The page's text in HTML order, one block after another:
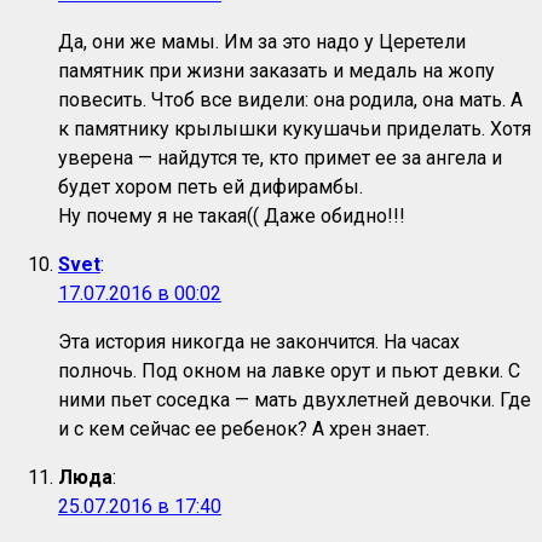
Да, они же мамы. Им за это надо у Церетели
памятник при жизни заказать и медаль на жопу
повесить. Чтоб все видели: она родила, она мать. А
к памятнику крылышки кукушачьи приделать. Хотя
уверена — найдутся те, кто примет ее за ангела и
будет хором петь ей дифирамбы.
Ну почему я не такая(( Даже обидно!!!
Svet:
17.07.2016 в 00:02
Эта история никогда не закончится. На часах
полночь. Под окном на лавке орут и пьют девки. С
ними пьет соседка — мать двухлетней девочки. Где
и с кем сейчас ее ребенок? А хрен знает.
Люда:
25.07.2016 в 17:40